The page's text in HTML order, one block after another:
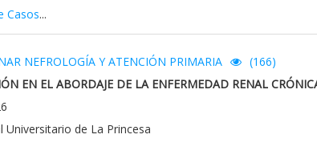
Casos...
NEFROLOGÍA Y ATENCIÓN PRIMARIA
(166)
EN EL ABORDAJE DE LA ENFERMEDAD RENAL
Universitario de La Princesa